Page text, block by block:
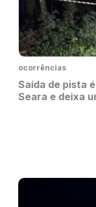
ocorrências
Saída de pista
Seara e deixa